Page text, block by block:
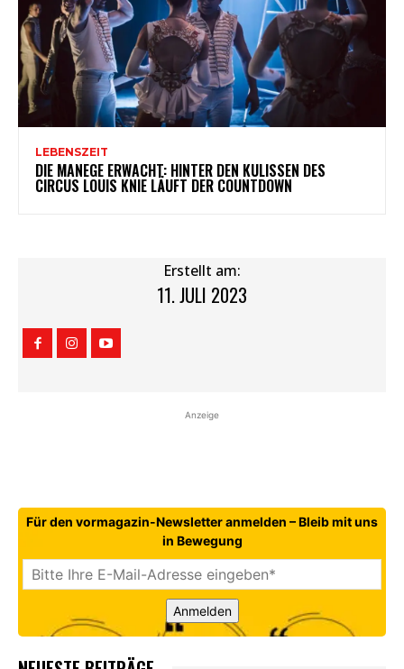
LEBENSZEIT
DIE MANEGE ERWACHT: HINTER DEN KULISSEN DES
CIRCUS LOUIS KNIE LÄUFT DER COUNTDOWN
Erstellt am:
11. JULI 2023
Anzeige
Für den vormagazin-Newsletter anmelden – Bleib mit uns
in Bewegung
Anmelden